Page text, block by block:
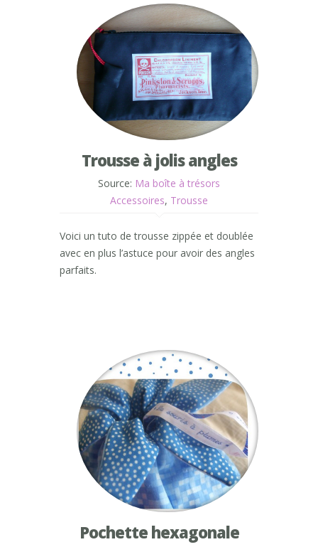
Trousse à jolis angles
Source: Ma boîte à trésors
Accessoires, Trousse
Voici un tuto de trousse zippée et doublée
avec en plus l’astuce pour avoir des angles
parfaits.
Pochette hexagonale